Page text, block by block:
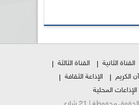
القناة الثانية
القناة الثالثة
الكريم
الإذاعة الثقافة
الإذاعات المحلية